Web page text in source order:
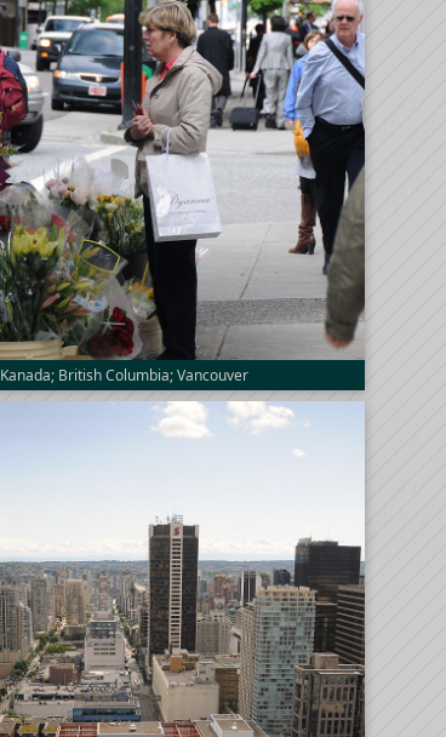
Kanada; British Columbia; Vancouver